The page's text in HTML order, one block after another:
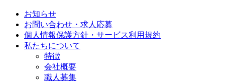
お知らせ
お問い合わせ・求人応募
個人情報保護方針・サービス利用規約
私たちについて
特徴
会社概要
職人募集